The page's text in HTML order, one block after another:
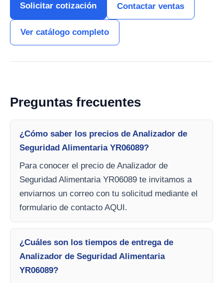
Solicitar cotización Contactar ventas
Ver catálogo completo
Preguntas frecuentes
¿Cómo saber los precios de Analizador de
Seguridad Alimentaria YR06089?
Para conocer el precio de Analizador de
Seguridad Alimentaria YR06089 te invitamos a
enviarnos un correo con tu solicitud mediante el
formulario de contacto AQUI.
¿Cuáles son los tiempos de entrega de
Analizador de Seguridad Alimentaria
YR06089?